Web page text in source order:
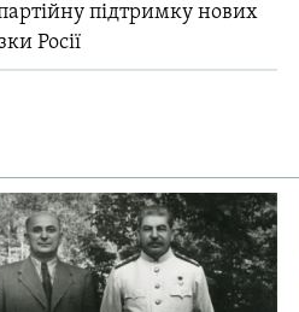
підтримку нових
Росії